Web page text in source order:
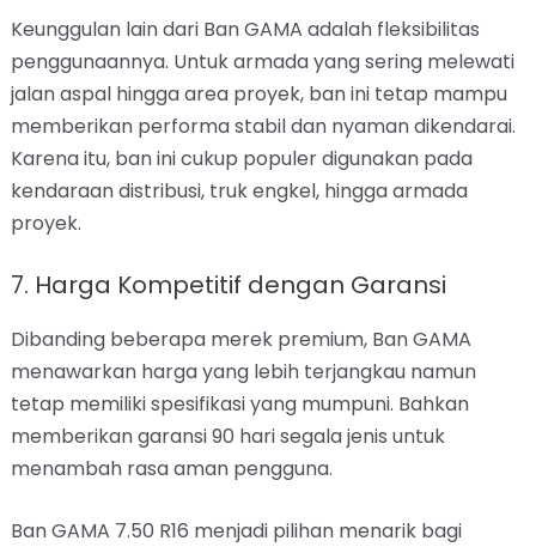
Keunggulan lain dari Ban GAMA adalah fleksibilitas
penggunaannya. Untuk armada yang sering melewati
jalan aspal hingga area proyek, ban ini tetap mampu
memberikan performa stabil dan nyaman dikendarai.
Karena itu, ban ini cukup populer digunakan pada
kendaraan distribusi, truk engkel, hingga armada
proyek.
7. Harga Kompetitif dengan Garansi
Dibanding beberapa merek premium, Ban GAMA
menawarkan harga yang lebih terjangkau namun
tetap memiliki spesifikasi yang mumpuni. Bahkan
memberikan garansi 90 hari segala jenis untuk
menambah rasa aman pengguna.
Ban GAMA 7.50 R16 menjadi pilihan menarik bagi